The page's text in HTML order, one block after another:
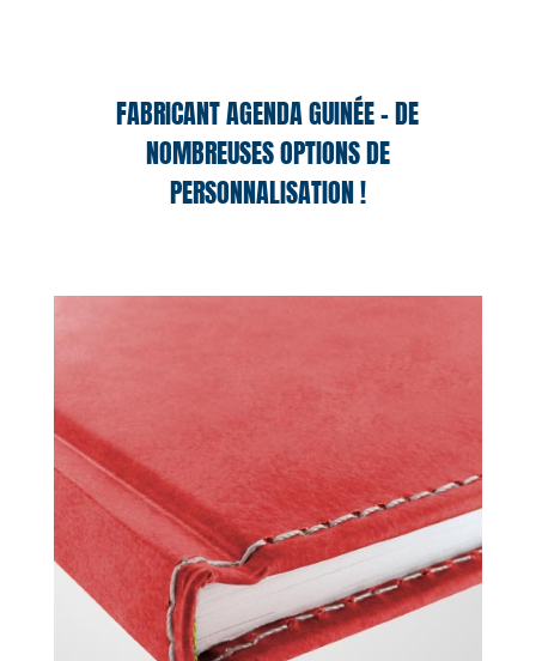
FABRICANT AGENDA GUINÉE – DE
NOMBREUSES OPTIONS DE
PERSONNALISATION !